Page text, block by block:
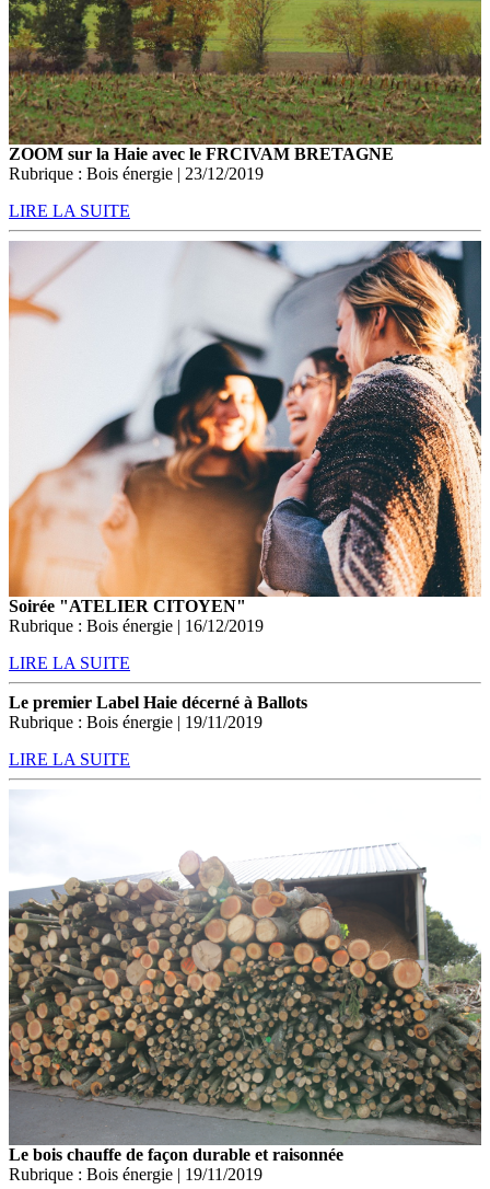
ZOOM sur la Haie avec le FRCIVAM BRETAGNE
Rubrique : Bois énergie | 23/12/2019
LIRE LA SUITE
Soirée "ATELIER CITOYEN"
Rubrique : Bois énergie | 16/12/2019
LIRE LA SUITE
Le premier Label Haie décerné à Ballots
Rubrique : Bois énergie | 19/11/2019
LIRE LA SUITE
Le bois chauffe de façon durable et raisonnée
Rubrique : Bois énergie | 19/11/2019